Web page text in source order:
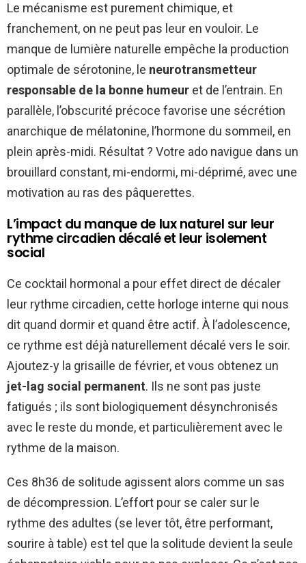
Le mécanisme est purement chimique, et
franchement, on ne peut pas leur en vouloir. Le
manque de lumière naturelle empêche la production
optimale de sérotonine, le neurotransmetteur
responsable de la bonne humeur et de l’entrain. En
parallèle, l’obscurité précoce favorise une sécrétion
anarchique de mélatonine, l’hormone du sommeil, en
plein après-midi. Résultat ? Votre ado navigue dans un
brouillard constant, mi-endormi, mi-déprimé, avec une
motivation au ras des pâquerettes.
L’impact du manque de lux naturel sur leur
rythme circadien décalé et leur isolement
social
Ce cocktail hormonal a pour effet direct de décaler
leur rythme circadien, cette horloge interne qui nous
dit quand dormir et quand être actif. À l’adolescence,
ce rythme est déjà naturellement décalé vers le soir.
Ajoutez-y la grisaille de février, et vous obtenez un
jet-lag social permanent. Ils ne sont pas juste
fatigués ; ils sont biologiquement désynchronisés
avec le reste du monde, et particulièrement avec le
rythme de la maison.
Ces 8h36 de solitude agissent alors comme un sas
de décompression. L’effort pour se caler sur le
rythme des adultes (se lever tôt, être performant,
sourire à table) est tel que la solitude devient la seule